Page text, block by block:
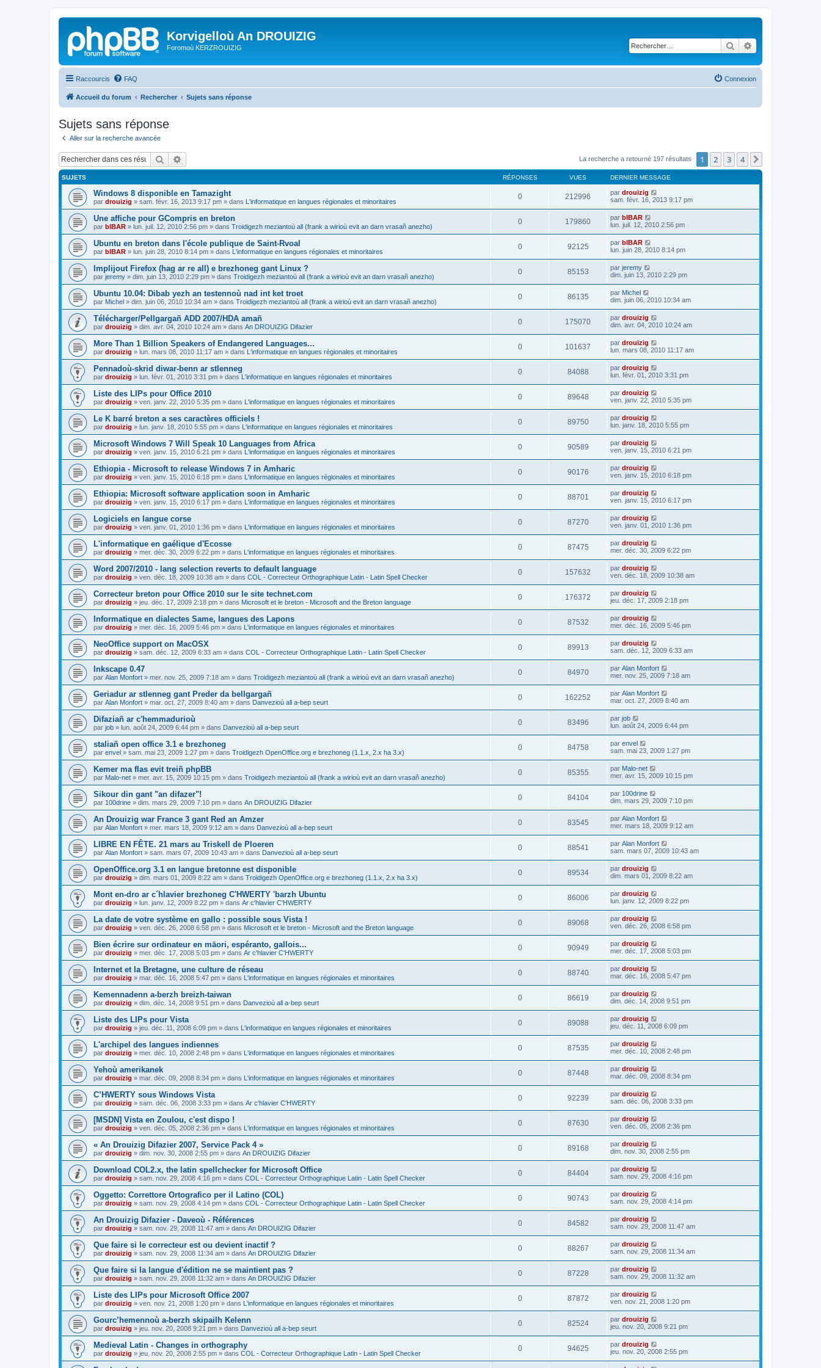
Korvigelloù An DROUIZIG
Foromoù KERZROUIZIG Rechercher
Raccourcis FAQ Connexion
Accueil du forum Rechercher Sujets sans réponse
Sujets sans réponse
Aller sur la recherche avancée
Rechercher La recherche a retourné 197 résultats 1 2 3 4
SUJETS RÉPONSES VUES DERNIER MESSAGE
Windows 8 disponible en Tamazight
par drouizig » sam. févr. 16, 2013 9:17 pm » dans L'informatique en langues régionales et minoritaires
0 212996 par drouizig
sam. févr. 16, 2013 9:17 pm
Une affiche pour GCompris en breton
par bIBAR » lun. juil. 12, 2010 2:56 pm » dans Troidigezh meziantoù all (frank a wirioù evit an darn vrasañ anezho)
0 179860 par bIBAR
lun. juil. 12, 2010 2:56 pm
Ubuntu en breton dans l'école publique de Saint-Rvoal
par bIBAR » lun. juin 28, 2010 8:14 pm » dans L'informatique en langues régionales et minoritaires
0 92125 par bIBAR
lun. juin 28, 2010 8:14 pm
Implijout Firefox (hag ar re all) e brezhoneg gant Linux ?
par jeremy » dim. juin 13, 2010 2:29 pm » dans Troidigezh meziantoù all (frank a wirioù evit an darn vrasañ anezho)
0 85153 par jeremy
dim. juin 13, 2010 2:29 pm
Ubuntu 10.04: Dibab yezh an testennoù nad int ket troet
par Michel » dim. juin 06, 2010 10:34 am » dans Troidigezh meziantoù all (frank a wirioù evit an darn vrasañ anezho)
0 86135 par Michel
dim. juin 06, 2010 10:34 am
Télécharger/Pellgargañ ADD 2007/HDA amañ
par drouizig » dim. avr. 04, 2010 10:24 am » dans An DROUIZIG Difazier
0 175070 par drouizig
dim. avr. 04, 2010 10:24 am
More Than 1 Billion Speakers of Endangered Languages...
par drouizig » lun. mars 08, 2010 11:17 am » dans L'informatique en langues régionales et minoritaires
0 101637 par drouizig
lun. mars 08, 2010 11:17 am
Pennadoù-skrid diwar-benn ar stlenneg
par drouizig » lun. févr. 01, 2010 3:31 pm » dans L'informatique en langues régionales et minoritaires
0 84088 par drouizig
lun. févr. 01, 2010 3:31 pm
Liste des LIPs pour Office 2010
par drouizig » ven. janv. 22, 2010 5:35 pm » dans L'informatique en langues régionales et minoritaires
0 89648 par drouizig
ven. janv. 22, 2010 5:35 pm
Le K barré breton a ses caractères officiels !
par drouizig » lun. janv. 18, 2010 5:55 pm » dans L'informatique en langues régionales et minoritaires
0 89750 par drouizig
lun. janv. 18, 2010 5:55 pm
Microsoft Windows 7 Will Speak 10 Languages from Africa
par drouizig » ven. janv. 15, 2010 6:21 pm » dans L'informatique en langues régionales et minoritaires
0 90589 par drouizig
ven. janv. 15, 2010 6:21 pm
Ethiopia - Microsoft to release Windows 7 in Amharic
par drouizig » ven. janv. 15, 2010 6:18 pm » dans L'informatique en langues régionales et minoritaires
0 90176 par drouizig
ven. janv. 15, 2010 6:18 pm
Ethiopia: Microsoft software application soon in Amharic
par drouizig » ven. janv. 15, 2010 6:17 pm » dans L'informatique en langues régionales et minoritaires
0 88701 par drouizig
ven. janv. 15, 2010 6:17 pm
Logiciels en langue corse
par drouizig » ven. janv. 01, 2010 1:36 pm » dans L'informatique en langues régionales et minoritaires
0 87270 par drouizig
ven. janv. 01, 2010 1:36 pm
L'informatique en gaélique d'Ecosse
par drouizig » mer. déc. 30, 2009 6:22 pm » dans L'informatique en langues régionales et minoritaires
0 87475 par drouizig
mer. déc. 30, 2009 6:22 pm
Word 2007/2010 - lang selection reverts to default language
par drouizig » ven. déc. 18, 2009 10:38 am » dans COL - Correcteur Orthographique Latin - Latin Spell Checker
0 157632 par drouizig
ven. déc. 18, 2009 10:38 am
Correcteur breton pour Office 2010 sur le site technet.com
par drouizig » jeu. déc. 17, 2009 2:18 pm » dans Microsoft et le breton - Microsoft and the Breton language
0 176372 par drouizig
jeu. déc. 17, 2009 2:18 pm
Informatique en dialectes Same, langues des Lapons
par drouizig » mer. déc. 16, 2009 5:46 pm » dans L'informatique en langues régionales et minoritaires
0 87532 par drouizig
mer. déc. 16, 2009 5:46 pm
NeoOffice support on MacOSX
par drouizig » sam. déc. 12, 2009 6:33 am » dans COL - Correcteur Orthographique Latin - Latin Spell Checker
0 89913 par drouizig
sam. déc. 12, 2009 6:33 am
Inkscape 0.47
par Alan Monfort » mer. nov. 25, 2009 7:18 am » dans Troidigezh meziantoù all (frank a wirioù evit an darn vrasañ anezho)
0 84970 par Alan Monfort
mer. nov. 25, 2009 7:18 am
Geriadur ar stlenneg gant Preder da bellgargañ
par Alan Monfort » mar. oct. 27, 2009 8:40 am » dans Danvezioù all a-bep seurt
0 162252 par Alan Monfort
mar. oct. 27, 2009 8:40 am
Difaziañ ar c'hemmadurioù
par job » lun. août 24, 2009 6:44 pm » dans Danvezioù all a-bep seurt
0 83496 par job
lun. août 24, 2009 6:44 pm
staliañ open office 3.1 e brezhoneg
par envel » sam. mai 23, 2009 1:27 pm » dans Troidigezh OpenOffice.org e brezhoneg (1.1.x, 2.x ha 3.x)
0 84758 par envel
sam. mai 23, 2009 1:27 pm
Kemer ma flas evit treiñ phpBB
par Malo-net » mer. avr. 15, 2009 10:15 pm » dans Troidigezh meziantoù all (frank a wirioù evit an darn vrasañ anezho)
0 85355 par Malo-net
mer. avr. 15, 2009 10:15 pm
Sikour din gant "an difazer"!
par 100drine » dim. mars 29, 2009 7:10 pm » dans An DROUIZIG Difazier
0 84104 par 100drine
dim. mars 29, 2009 7:10 pm
An Drouizig war France 3 gant Red an Amzer
par Alan Monfort » mer. mars 18, 2009 9:12 am » dans Danvezioù all a-bep seurt
0 83545 par Alan Monfort
mer. mars 18, 2009 9:12 am
LIBRE EN FÊTE. 21 mars au Triskell de Ploeren
par Alan Monfort » sam. mars 07, 2009 10:43 am » dans Danvezioù all a-bep seurt
0 88541 par Alan Monfort
sam. mars 07, 2009 10:43 am
OpenOffice.org 3.1 en langue bretonne est disponible
par drouizig » dim. mars 01, 2009 8:22 am » dans Troidigezh OpenOffice.org e brezhoneg (1.1.x, 2.x ha 3.x)
0 89534 par drouizig
dim. mars 01, 2009 8:22 am
Mont en-dro ar c´hlavier brezhoneg C'HWERTY 'barzh Ubuntu
par drouizig » lun. janv. 12, 2009 8:22 pm » dans Ar c'hlavier C'HWERTY
0 86006 par drouizig
lun. janv. 12, 2009 8:22 pm
La date de votre système en gallo : possible sous Vista !
par drouizig » ven. déc. 26, 2008 6:58 pm » dans Microsoft et le breton - Microsoft and the Breton language
0 89068 par drouizig
ven. déc. 26, 2008 6:58 pm
Bien écrire sur ordinateur en māori, espéranto, gallois...
par drouizig » mer. déc. 17, 2008 5:03 pm » dans Ar c'hlavier C'HWERTY
0 90949 par drouizig
mer. déc. 17, 2008 5:03 pm
Internet et la Bretagne, une culture de réseau
par drouizig » mar. déc. 16, 2008 5:47 pm » dans L'informatique en langues régionales et minoritaires
0 88740 par drouizig
mar. déc. 16, 2008 5:47 pm
Kemennadenn a-berzh breizh-taiwan
par drouizig » dim. déc. 14, 2008 9:51 pm » dans Danvezioù all a-bep seurt
0 86619 par drouizig
dim. déc. 14, 2008 9:51 pm
Liste des LIPs pour Vista
par drouizig » jeu. déc. 11, 2008 6:09 pm » dans L'informatique en langues régionales et minoritaires
0 89088 par drouizig
jeu. déc. 11, 2008 6:09 pm
L'archipel des langues indiennes
par drouizig » mer. déc. 10, 2008 2:48 pm » dans L'informatique en langues régionales et minoritaires
0 87535 par drouizig
mer. déc. 10, 2008 2:48 pm
Yehoù amerikanek
par drouizig » mar. déc. 09, 2008 8:34 pm » dans L'informatique en langues régionales et minoritaires
0 87448 par drouizig
mar. déc. 09, 2008 8:34 pm
C’HWERTY sous Windows Vista
par drouizig » sam. déc. 06, 2008 3:33 pm » dans Ar c'hlavier C'HWERTY
0 92239 par drouizig
sam. déc. 06, 2008 3:33 pm
[MSDN] Vista en Zoulou, c'est dispo !
par drouizig » ven. déc. 05, 2008 2:36 pm » dans L'informatique en langues régionales et minoritaires
0 87630 par drouizig
ven. déc. 05, 2008 2:36 pm
« An Drouizig Difazier 2007, Service Pack 4 »
par drouizig » dim. nov. 30, 2008 2:55 pm » dans An DROUIZIG Difazier
0 89168 par drouizig
dim. nov. 30, 2008 2:55 pm
Download COL2.x, the latin spellchecker for Microsoft Office
par drouizig » sam. nov. 29, 2008 4:16 pm » dans COL - Correcteur Orthographique Latin - Latin Spell Checker
0 84404 par drouizig
sam. nov. 29, 2008 4:16 pm
Oggetto: Correttore Ortografico per il Latino (COL)
par drouizig » sam. nov. 29, 2008 4:14 pm » dans COL - Correcteur Orthographique Latin - Latin Spell Checker
0 90743 par drouizig
sam. nov. 29, 2008 4:14 pm
An Drouizig Difazier - Daveoù - Références
par drouizig » sam. nov. 29, 2008 11:47 am » dans An DROUIZIG Difazier
0 84582 par drouizig
sam. nov. 29, 2008 11:47 am
Que faire si le correcteur est ou devient inactif ?
par drouizig » sam. nov. 29, 2008 11:34 am » dans An DROUIZIG Difazier
0 88267 par drouizig
sam. nov. 29, 2008 11:34 am
Que faire si la langue d'édition ne se maintient pas ?
par drouizig » sam. nov. 29, 2008 11:32 am » dans An DROUIZIG Difazier
0 87228 par drouizig
sam. nov. 29, 2008 11:32 am
Liste des LIPs pour Microsoft Office 2007
par drouizig » ven. nov. 21, 2008 1:20 pm » dans L'informatique en langues régionales et minoritaires
0 87872 par drouizig
ven. nov. 21, 2008 1:20 pm
Gourc’hemennoù a-berzh skipailh Kelenn
par drouizig » jeu. nov. 20, 2008 9:21 pm » dans Danvezioù all a-bep seurt
0 82524 par drouizig
jeu. nov. 20, 2008 9:21 pm
Medieval Latin - Changes in orthography
par drouizig » jeu. nov. 20, 2008 2:55 pm » dans COL - Correcteur Orthographique Latin - Latin Spell Checker
0 94625 par drouizig
jeu. nov. 20, 2008 2:55 pm